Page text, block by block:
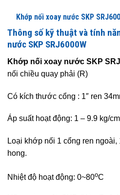
Khớp nối xoay nước SKP
Thông số kỹ thuật và tính
nước SKP SRJ6000W
Khớp nối xoay nước SKP
nối chiều quay phải (R)
Có kích thước cổng : 1″ ren
Áp suất hoạt động: 1 – 9.9 kg/
Loại khớp nối 1 cổng ren ngoài,
hong.
Nhiệt độ hoạt động: 0~80oC